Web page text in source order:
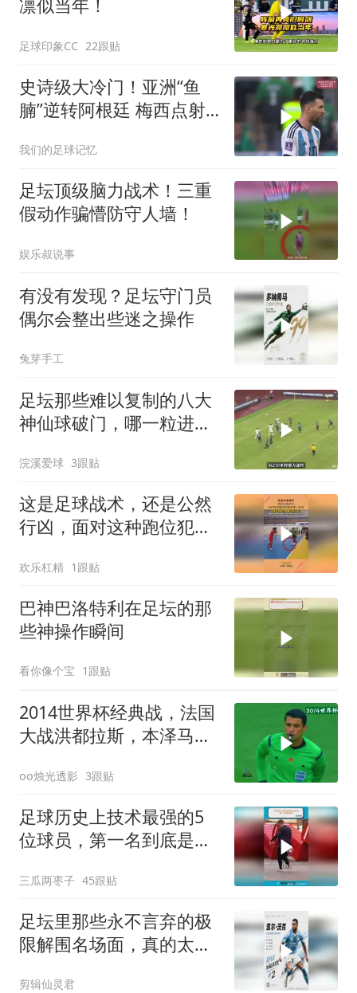
凛似当年！
足球印象CC 22跟贴
史诗级大冷门！亚洲“鱼
腩”逆转阿根廷 梅西点射
我们的足球记忆
足坛顶级脑力战术！三重
假动作骗懵防守人墙！
娱乐叔说事
有没有发现？足坛守门员
偶尔会整出些迷之操作
兔芽手工
足坛那些难以复制的八大
神仙球破门，哪一粒进球
浣溪爱球 3跟贴
这是足球战术，还是公然
行凶，面对这种跑位犯规
欢乐杠精 1跟贴
巴神巴洛特利在足坛的那
些神操作瞬间
看你像个宝 1跟贴
2014世界杯经典战，法国
大战洪都拉斯，本泽马封
oo烛光透影 3跟贴
足球历史上技术最强的5
位球员，第一名到底是
三瓜两枣子 45跟贴
足坛里那些永不言弃的极
限解围名场面，真的太让
剪辑仙灵君